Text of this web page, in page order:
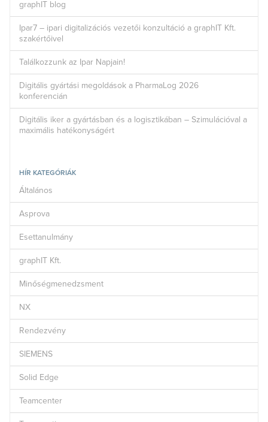
graphIT blog
Ipar7 – ipari digitalizációs vezetői konzultáció a graphIT Kft.
szakértőivel
Találkozzunk az Ipar Napjain!
Digitális gyártási megoldások a PharmaLog 2026
konferencián
Digitális iker a gyártásban és a logisztikában – Szimulációval a
maximális hatékonyságért
HÍR KATEGÓRIÁK
Általános
Asprova
Esettanulmány
graphIT Kft.
Minőségmenedzsment
NX
Rendezvény
SIEMENS
Solid Edge
Teamcenter